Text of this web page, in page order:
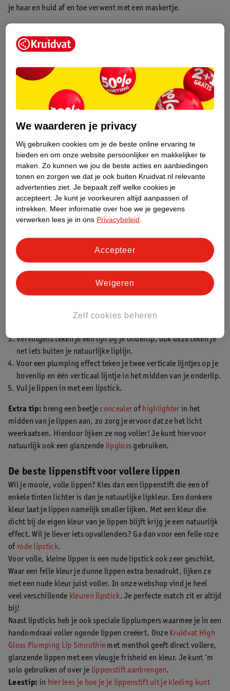
je haar en huid af en toe verwent met een maskertje.
Een tweede manier om je lippen voller te maken is ze regelmatig
laat ze dikker lijken. Ook krijgen ze zo van nature een mooie
kleur. Jelippen scrubben
is heel simpel: je pakt gewoon
handtandenborstel
en hiermee maak je zachtjes
ronddraaiende bewegingen over je lippen. Dat is alles!
Je lippen trainen
Je lippen trainen, is dat niet een beetje gek? Zeker niet! Want
door ze te trainen geef je ze meer volume en worden ze steviger.
De liptraining gaat als volgt: doe net alsof je iemand wil kussen
en tuit je lippen. Houd je lippen vijf seconden getuit en herhaal
deze oefening tien keer. De training is zo klaar en er komt geen
druppeltje zweet bij kijken!
Je kunt je lippen ook voller laten lijken met
Door
lipmake-up op de juiste manier te gebruiken
, lijkt het alsof
je lippen meer volume hebben. Volg hiervoor dit stappenplan:
Teken met een
je cupidoboog iets boven je natuurlijke
Teken een lijn vanaf je cupidoboog naar je mondhoek. Volg
Vervolgens teken je een lijn bij je onderlip, ook deze teken je
net iets buiten je natuurlijke liplijn.
Voor een plumping effect teken je twee verticale lijntjes op je
bovenlip en één verticaal lijntje in het midden van je onderlip.
Vul je lippen in met een lipstick.
Extra tip: breng een beetje concealer of highlighter in het
midden van je lippen aan, zo zorg je ervoor dat ze het licht
weerkaatsen. Hierdoor lijken ze nog voller! Je kunt hiervoor
natuurlijk ook een glanzende lipgloss gebruiken.
De beste lippenstift voor vollere lippen
Wil je mooie, volle lippen? Kies dan een lippenstift die een of
enkele tinten lichter is dan je natuurlijke lipkleur. Een donkere
kleur laat je lippen namelijk smaller lijken. Met een kleur die
dicht bij de eigen kleur van je lippen blijft krijg je een natuurlijk
effect. Wil je liever iets opvallenders? Ga dan voor een felle roze
of rode lipstick.
Voor volle, kleine lippen is een nude lipstick ook zeer geschikt.
Waar een felle kleur je dunne lippen extra benadrukt, lijken ze
met een nude kleur juist voller. In onze webshop vind je heel
veel verschillende kleuren lipstick. Je perfecte match zit er altijd
bij!
Naast lipsticks heb je ook speciale lipplumpers waarmee je in een
handomdraai voller ogende lippen creëert. Onze Kruidvat High
Gloss Plumping Lip Smoothie met menthol geeft direct vollere,
glanzende lippen met een vleugje frisheid en kleur. Je kunt ‘m
solo gebruiken of over je lippenstift aanbrengen.
Leestip: in hier lees je hoe je je lippenstift uit je kleding kunt
We waarderen je privacy
Wij gebruiken cookies om je de beste online ervaring te
bieden en om onze website persoonlijker en makkelijker te
maken. Zo kunnen we jou de beste acties en aanbiedingen
tonen en zorgen we dat je ook buiten Kruidvat.nl relevante
advertenties ziet. Je bepaalt zelf welke cookies je
accepteert. Je kunt je voorkeuren altijd aanpassen of
intrekken.
Meer informatie over hoe we je gegevens
verwerken lees je in ons Privacybeleid
Zelf cookies beheren
Weigeren
Accepteer